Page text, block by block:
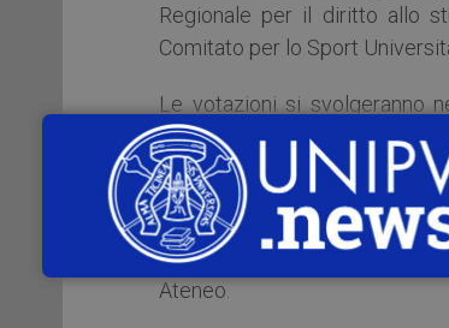
Regionale per il diritto allo
Comitato per lo Sport
Le votazioni si svolgeranno
maggio 2022(dalle ore 09:00
studente esprimerà il proprio
La presentazione e la
indicazioni più dettagliate
Ateneo.